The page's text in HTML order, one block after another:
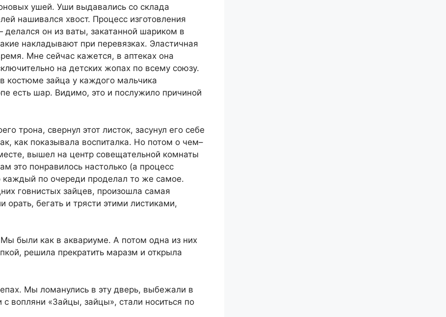
ушей. Уши выдавались со склада
нашивался хвост. Процесс изготовления
он из ваты, закатанной шариком в
накладывают при перевязках. Эластичная
Мне сейчас кажется, в аптеках она
на детских жопах по всему союзу.
костюме зайца у каждого мальчика
есть шар. Видимо, это и послужило причиной
трона, свернул этот листок, засунул его себе
как показывала воспиталка. Но потом о чем–
вышел на центр совещательной комнаты
это понравилось настолько (а процесс
по очереди проделал то же самое.
говнистых зайцев, произошла самая
бегать и трясти этими листиками,
были как в аквариуме. А потом одна из них
решила прекратить маразм и открыла
Мы ломанулись в эту дверь, выбежали в
вопляни «Зайцы, зайцы», стали носиться по